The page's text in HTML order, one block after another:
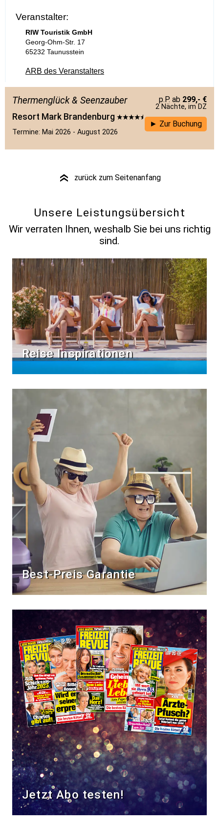
Veranstalter:
RIW Touristik GmbH
Georg-Ohm-Str. 17
65232 Taunusstein
ARB des Veranstalters
Thermenglück & Seenzauber
Resort Mark Brandenburg
Termine: Mai 2026 - August 2026
299,- €
2 Nächte, im DZ
Zur Buchung
» zurück zum Seitenanfang
Unsere Leistungsübersicht
Wir verraten Ihnen, weshalb Sie bei uns richtig
sind.
Reise Inspirationen
Best-Preis Garantie
Jetzt Abo testen!